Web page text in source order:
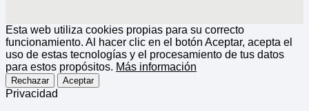
Esta web utiliza cookies propias para su correcto
funcionamiento. Al hacer clic en el botón Aceptar, acepta el
uso de estas tecnologías y el procesamiento de tus datos
para estos propósitos. Más información
Rechazar Aceptar
Privacidad